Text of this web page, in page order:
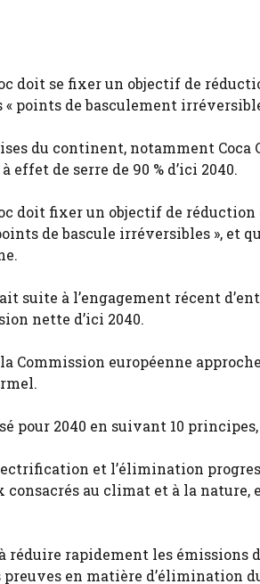
doit se fixer un objectif de
« points de basculement
du continent, notamment Coca
effet de serre de 90 % d’ici 2040.
doit fixer un objectif de réduction
de bascule irréversibles », et
suite à l’engagement récent
nette d’ici 2040.
Commission européenne
pour 2040 en suivant 10
et l’élimination
consacrés au climat et à la
réduire rapidement les émissions
en matière d’élimination